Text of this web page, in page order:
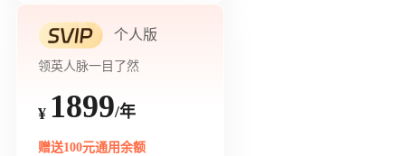
个人版
领英人脉一目了然
¥ 1899/年
赠送100元通用余额